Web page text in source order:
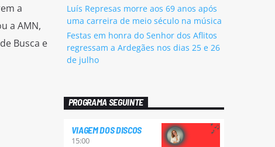
a
a AMN,
Busca e
Luís Represas morre aos 69 anos após
uma carreira de meio século na música
Festas em honra do Senhor dos Aflitos
regressam a Ardegães nos dias 25 e 26
de julho
PROGRAMA SEGUINTE
VIAGEM DOS DISCOS
15:00